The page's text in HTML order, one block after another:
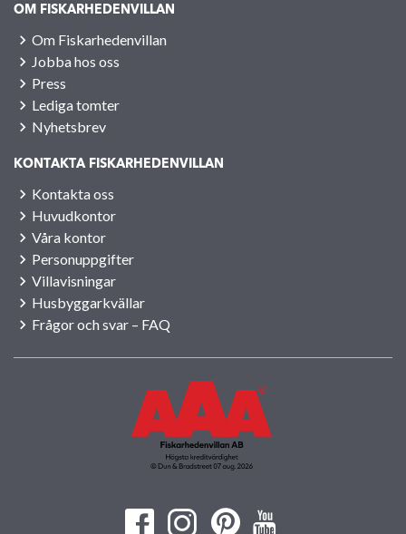
OM FISKARHEDENVILLAN
Om Fiskarhedenvillan
Jobba hos oss
Press
Lediga tomter
Nyhetsbrev
KONTAKTA FISKARHEDENVILLAN
Kontakta oss
Huvudkontor
Våra kontor
Personuppgifter
Villavisningar
Husbyggarkvällar
Frågor och svar – FAQ